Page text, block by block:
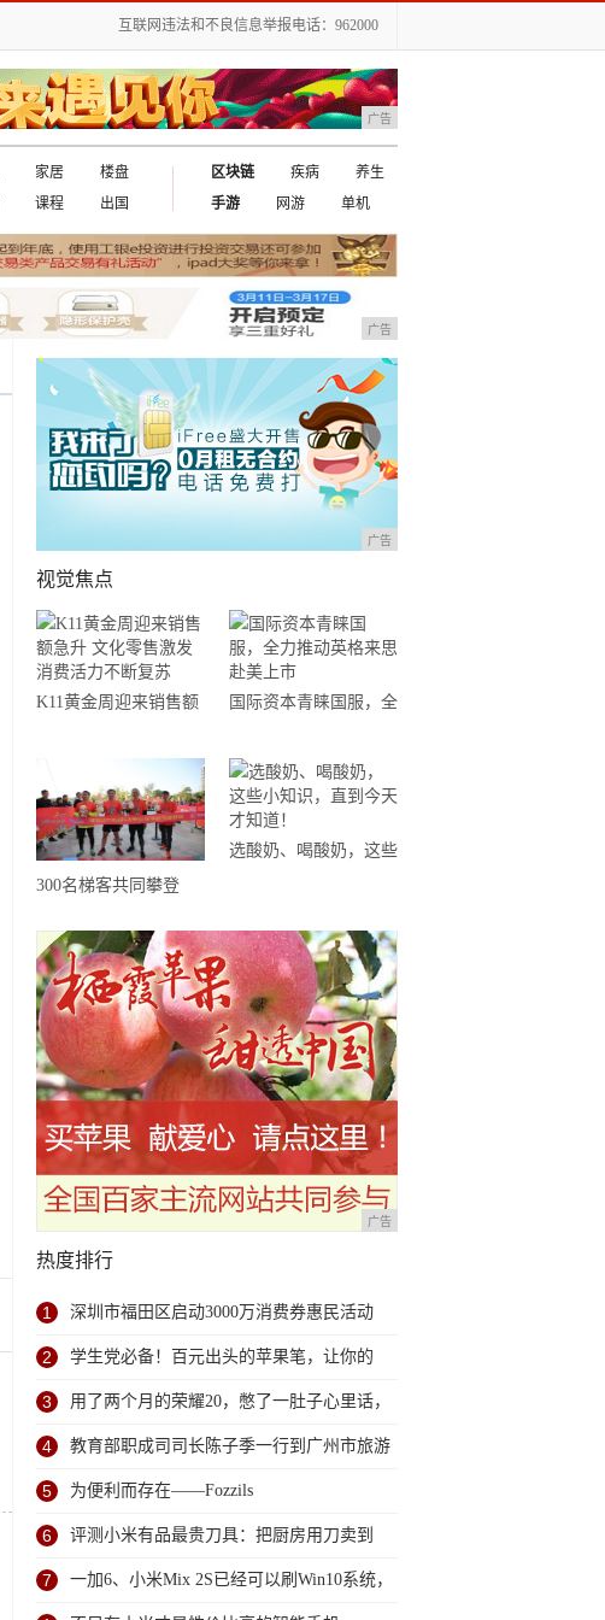
互联网违法和不良信息举报电话：962000
广告
家居
楼盘
课程 出国
区块链 疾病
养生
手游
网游 单机
广告
广告
视觉焦点
K11黄金周迎来销售额
国际资本青睐国服，全
市
300名梯客共同攀登
级精英赛顺德海骏达中
心站欢乐开跑
选酸奶、喝酸奶，这些
广告
热度排行
1 深圳市福田区启动3000万消费券惠民活动
2 学生党必备！百元出头的苹果笔，让你的
iPad成为学习神器
3 用了两个月的荣耀20，憋了一肚子心里话，
今天终于一吐为快
4 教育部职成司司长陈子季一行到广州市旅游
商务职业学校考察调研
5 为便利而存在——Fozzils
6 评测小米有品最贵刀具：把厨房用刀卖到
999元的秘密
7 一加6、小米Mix 2S已经可以刷Win10系统，